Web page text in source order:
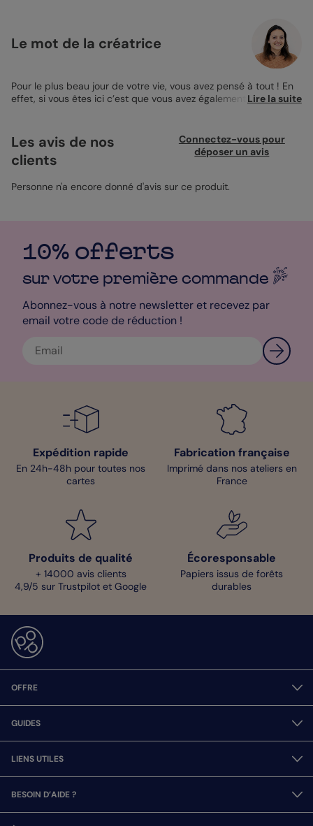
Le mot de la créatrice
Pour le plus beau jour de votre vie, vous avez pensé à tout ! En
effet, si vous êtes ici c’est que vous avez également pris soin de
scellera avec élégance vos enveloppes ou encore la décoration
de votre cérémonie. En effet, petits pots de fleur, bougeoires et
autres pièces de papeterie seront honorés de se trouver
cuivre-ocré, se détache une inscription calligraphiée qui
également ajouter vos initiales ou votre date d’union dans la
police d’écriture de votre choix si vous le désirez. Eh oui, pour le
plus grand jour de votre vie, tout vous est permis !
Mathilde - Pop Designer
Lire la suite
Les avis de nos
clients
Connectez-vous pour
déposer un avis
Personne n'a encore donné d'avis sur ce produit.
10% offerts
sur votre première commande
Abonnez-vous à notre newsletter et recevez par
email votre code de réduction !
Expédition rapide
En 24h-48h pour toutes nos
cartes
Fabrication française
Imprimé dans nos ateliers en
France
Produits de qualité
+ 14000 avis clients
4,9/5 sur Trustpilot et Google
Écoresponsable
Papiers issus de forêts
durables
OFFRE
GUIDES
LIENS UTILES
BESOIN D’AIDE ?